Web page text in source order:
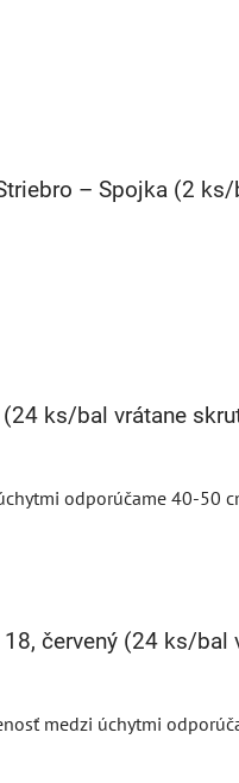
– Spojka (2
ks/bal vrátane
odporúčame 40-50
červený (24 ks/bal
medzi úchytmi